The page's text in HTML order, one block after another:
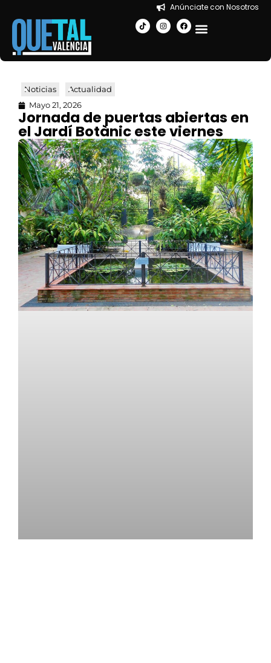
Anúnciate con Nosotros
Noticias
Actualidad
Mayo 21, 2026
Jornada de puertas abiertas en
el Jardí Botànic este viernes